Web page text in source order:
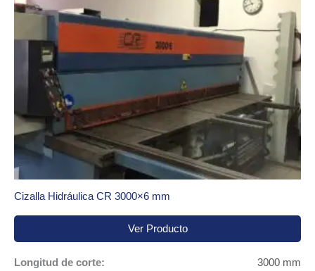
Cizalla Hidráulica CR 3000×6 mm
Ver Producto
Longitud de corte:
3000 mm